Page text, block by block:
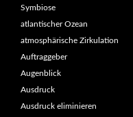
Symbiose
atlantischer Ozean
atmosphärische Zirkulation
Auftraggeber
Augenblick
Ausdruck
Ausdruck eliminieren